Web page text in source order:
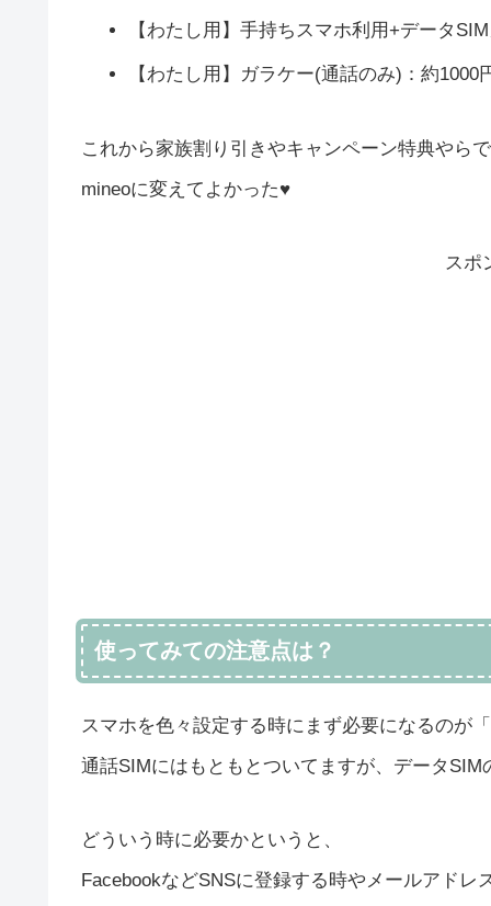
【わたし用】手持ちスマホ利用+データ
【わたし用】ガラケー(通話のみ)：約1000
これから家族割り引きやキャンペーン特典やら
mineoに変えてよかった♥
スポ
使ってみての注意点は？
スマホを色々設定する時にまず必要になるのが
通話SIMにはもともとついてますが、データ
どういう時に必要かというと、
FacebookなどSNSに登録する時やメールアドレ